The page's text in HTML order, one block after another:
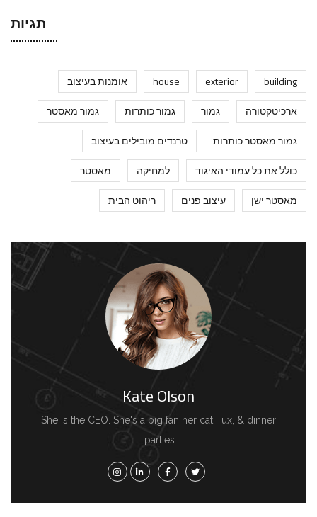
תגיות
building
exterior
house
אומנות בעיצוב
ארכיטקטורה
גמור גמור כותרות
גמור מאסטר
גמור מאסטר כותרות
טרנדים מובילים בעיצוב
כולל את כל עמודי האיגוד
למחיקה
מאסטר
מאסטר ישן
עיצוב פנים ריהוט הבית
Kate Olson
She is the CEO. She's a big fan her cat Tux, & dinner
parties.